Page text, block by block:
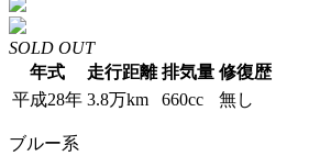
SOLD OUT
年式
走行距離 排気量 修復歴
平成28年 3.8万km 660cc 無し
ブルー系